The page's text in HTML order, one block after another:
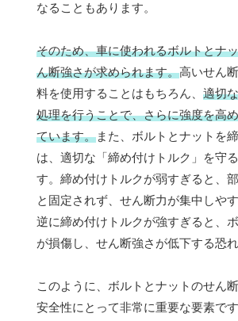
なることもあります。
そのため、車に使われるボルトとナ
ん断強さが求められます。高いせん
料を使用することはもちろん、 適切
処理を行うことで、さらに強度を高
ています。また、ボルトとナットを
は、適切な「締め付けトルク」を守
す。締め付けトルクが弱すぎると、
と固定されず、せん断力が集中しやす
逆に締め付けトルクが強すぎると、
が損傷し、せん断強さが低下する恐れ
このように、ボルトとナットのせん
安全性にとって非常に重要な要素で